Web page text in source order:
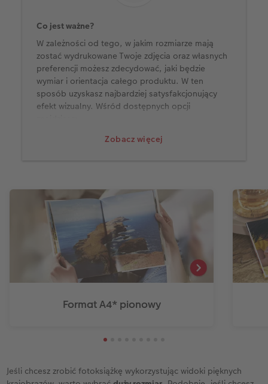
Zobacz więcej
Co jest ważne?
W zależności od tego, w jakim rozmiarze mają
zostać wydrukowane Twoje zdjęcia oraz własnych
preferencji możesz zdecydować, jaki będzie
wymiar i orientacja całego produktu. W ten
sposób uzyskasz najbardziej satysfakcjonujący
efekt wizualny. Wśród dostępnych opcji
Format A4* pionowy
Jeśli chcesz zrobić fotoksiążkę wykorzystując widoki pięknych